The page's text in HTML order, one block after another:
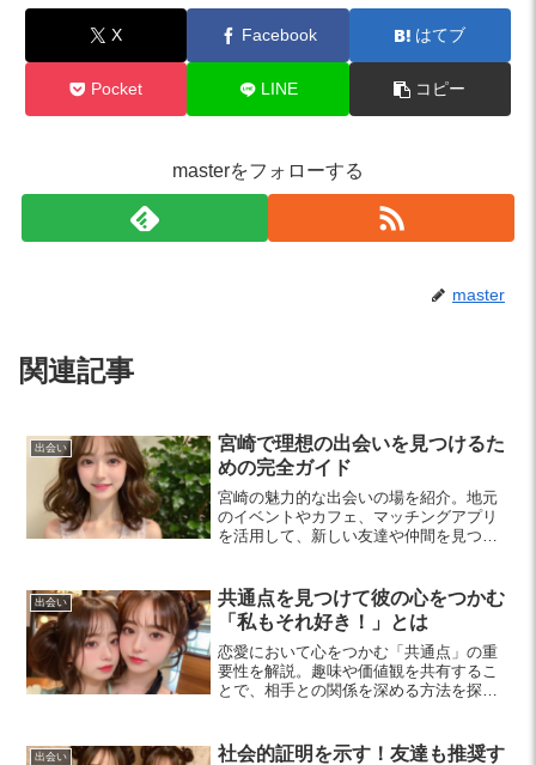
X Facebook はてブ
Pocket LINE コピー
masterをフォローする
master
関連記事
出会い
宮崎で理想の出会いを見つけるた
めの完全ガイド
宮崎の魅力的な出会いの場を紹介。地元
のイベントやカフェ、マッチングアプリ
を活用して、新しい友達や仲間を見つけ
出会い
共通点を見つけて彼の心をつかむ
「私もそれ好き！」とは
恋愛において心をつかむ「共通点」の重
要性を解説。趣味や価値観を共有するこ
とで、相手との関係を深める方法を探り
出会い
社会的証明を示す！友達も推奨す